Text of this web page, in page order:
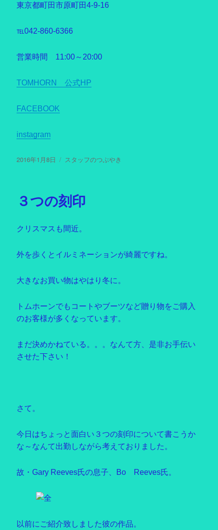
東京都町田市原町田4-9-16
℡042-860-6366
営業時間 11:00～20:00
TOMHORN 公式HP
FACEBOOK
instagram
投
2016年1月8日
カ
ー
スタッフのつぶやき
３つの刻印
クリスマスも間近。
外を歩くとイルミネーションが綺麗ですね。
大きなお買い物はやはり冬に。
トムホーンでもコートやブーツなど贈り物をご購入
のお客様が多くなっています。
まだ決めかねている。。。なんて方、是非お手伝い
させた下さい！
さて。
今日はちょっと面白い３つの刻印について書こうか
な～なんて出勤しながら考えておりました。
故・Gary Reeves氏の息子、Bo Reeves氏。
以前にご紹介致しました彼の作品。